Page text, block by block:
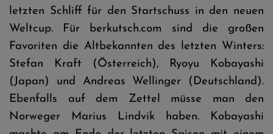
letzten Schliff für den Startschuss in den neuen
Weltcup. Für berkutsch.com sind die großen
Favoriten die Altbekannten des letzten Winters:
Stefan Kraft (Österreich), Ryoyu Kobayashi
(Japan) und Andreas Wellinger (Deutschland).
Ebenfalls auf dem Zettel müsse man den
Norweger Marius Lindvik haben. Kobayashi